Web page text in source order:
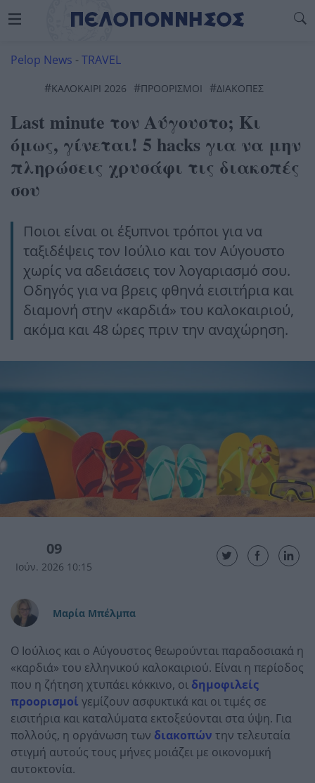
Pelop News -TRAVEL
#ΚΑΛΟΚΑΙΡΙ 2026 #ΠΡΟΟΡΙΣΜΟΙ #ΔΙΑΚΟΠΈΣ
Last minute τον Αύγουστο; Κι
όμως, γίνεται! 5 hacks για να μην
πληρώσεις χρυσάφι τις διακοπές
σου
Ποιοι είναι οι έξυπνοι τρόποι για να
ταξιδέψεις τον Ιούλιο και τον Αύγουστο
χωρίς να αδειάσεις τον λογαριασμό σου.
Οδηγός για να βρεις φθηνά εισιτήρια και
διαμονή στην «καρδιά» του καλοκαιριού,
ακόμα και 48 ώρες πριν την αναχώρηση.
09
Ιούν. 2026 10:15
Μαρία Μπέλμπα
Ο Ιούλιος και ο Αύγουστος θεωρούνται παραδοσιακά η
«καρδιά» του ελληνικού καλοκαιριού. Είναι η περίοδος
που η ζήτηση χτυπάει κόκκινο, οι δημοφιλείς
προορισμοί γεμίζουν ασφυκτικά και οι τιμές σε
εισιτήρια και καταλύματα εκτοξεύονται στα ύψη. Για
πολλούς, η οργάνωση των διακοπών την τελευταία
στιγμή αυτούς τους μήνες μοιάζει με οικονομική
αυτοκτονία.